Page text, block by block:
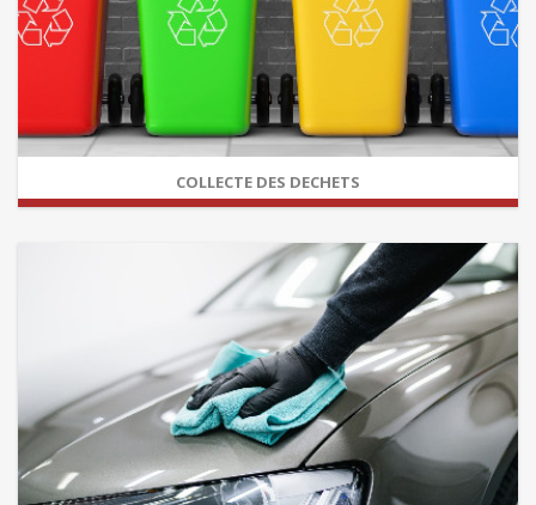
COLLECTE DES DECHETS